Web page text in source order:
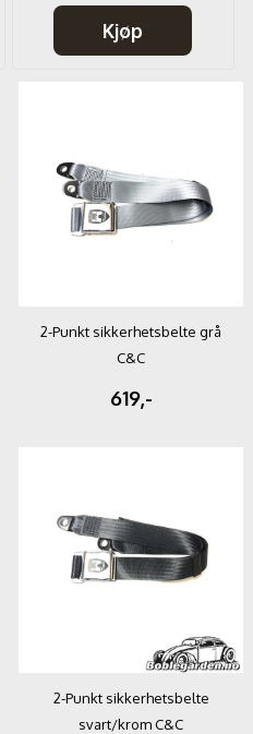
Kjøp
2-Punkt sikkerhetsbelte grå
C&C
619,-
2-Punkt sikkerhetsbelte
svart/krom C&C